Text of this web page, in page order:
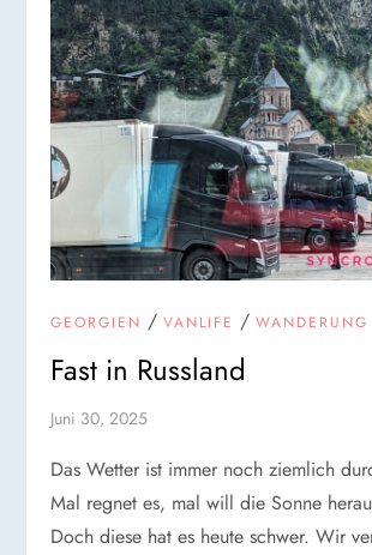
GEORGIEN /VANLIFE /WANDERUNG
Fast in Russland
Juni 30, 2025
Das Wetter ist immer noch ziemlich
Mal regnet es, mal will die Sonne
Doch diese hat es heute schwer. Wir